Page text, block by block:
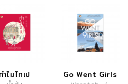
ทำไมไทเป Go Went Girls